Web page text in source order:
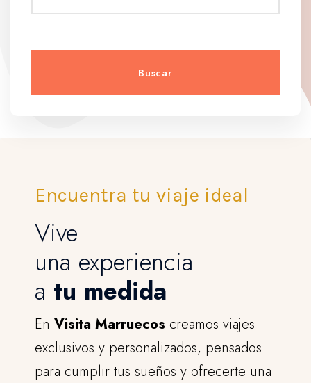
Encuentra tu viaje ideal
Vive
una experiencia
a tu medida
En Visita Marruecos creamos viajes
exclusivos y personalizados, pensados
para cumplir tus sueños y ofrecerte una